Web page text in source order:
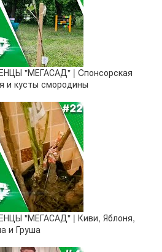
"МЕГАСАД" | Cпонсорская
и кусты смородины
"МЕГАСАД" | Киви, Яблоня,
и Груша